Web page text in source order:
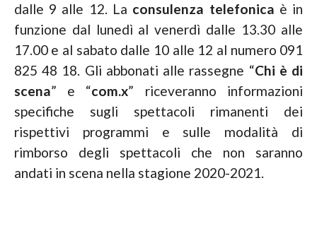
dalle 9 alle 12. La consulenza telefonica è in
funzione dal lunedì al venerdì dalle 13.30 alle
17.00 e al sabato dalle 10 alle 12 al numero 091
825 48 18. Gli abbonati alle rassegne “Chi è di
scena” e “com.x” riceveranno informazioni
specifiche sugli spettacoli rimanenti dei
rispettivi programmi e sulle modalità di
rimborso degli spettacoli che non saranno
andati in scena nella stagione 2020-2021.